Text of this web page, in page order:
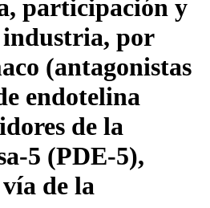
participación y
industria, por
(antagonistas
endotelina
de la
5 (PDE-5),
de la